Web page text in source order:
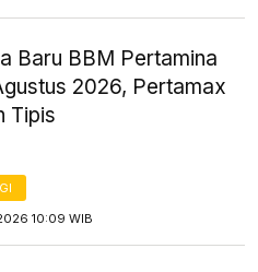
Baru BBM Pertamina
2026, Pertamax
Tipis
10:09 WIB